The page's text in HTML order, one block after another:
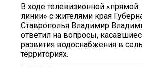
В ходе телевизионной «прямой
линии» с жителями края
Ставрополья Владимир
ответил на вопросы,
развития водоснабжения в
территориях.